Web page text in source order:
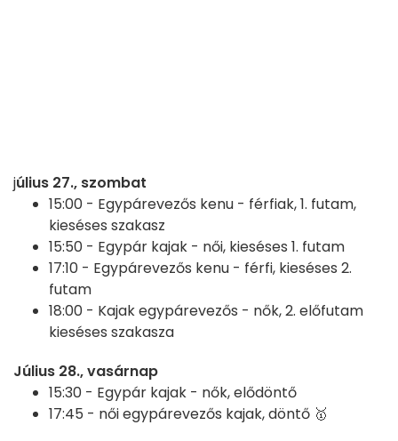
július 27., szombat
15:00 - Egypárevezős kenu - férfiak, 1. futam,
kieséses szakasz
15:50 - Egypár kajak - női, kieséses 1. futam
17:10 - Egypárevezős kenu - férfi, kieséses 2.
futam
18:00 - Kajak egypárevezős - nők, 2. előfutam
kieséses szakasza
Július 28., vasárnap
15:30 - Egypár kajak - nők, elődöntő
17:45 - női egypárevezős kajak, döntő 🥇